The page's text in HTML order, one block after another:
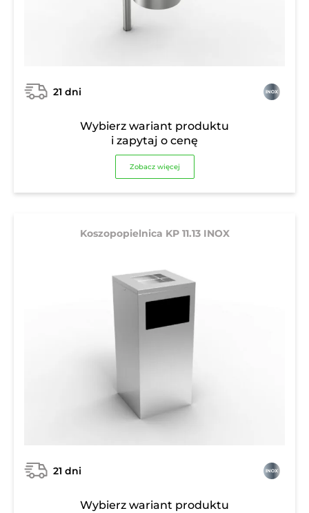
21 dni
Wybierz wariant produktu
i zapytaj o cenę
Zobacz więcej
Koszopopielnica KP 11.13 INOX
21 dni
Wybierz wariant produktu